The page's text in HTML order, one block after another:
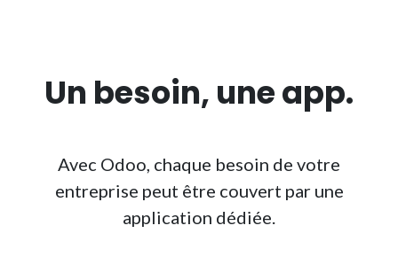
Un besoin, uneapp.
Avec Odoo, chaque besoin de votre
entreprise peut être couvert par une
application dédiée.